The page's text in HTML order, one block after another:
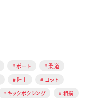
ボート
柔道
陸上
ヨット
キックボクシング 相撲